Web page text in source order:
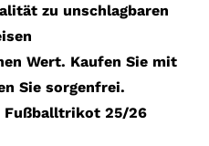
zu unschlagbaren
Wert. Kaufen Sie mit
Sie sorgenfrei.
Fußballtrikot 25/26